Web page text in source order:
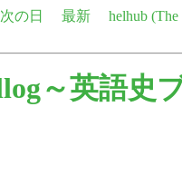
次の日 最新
helhub
～英語史